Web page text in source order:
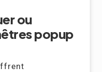
ou
popup